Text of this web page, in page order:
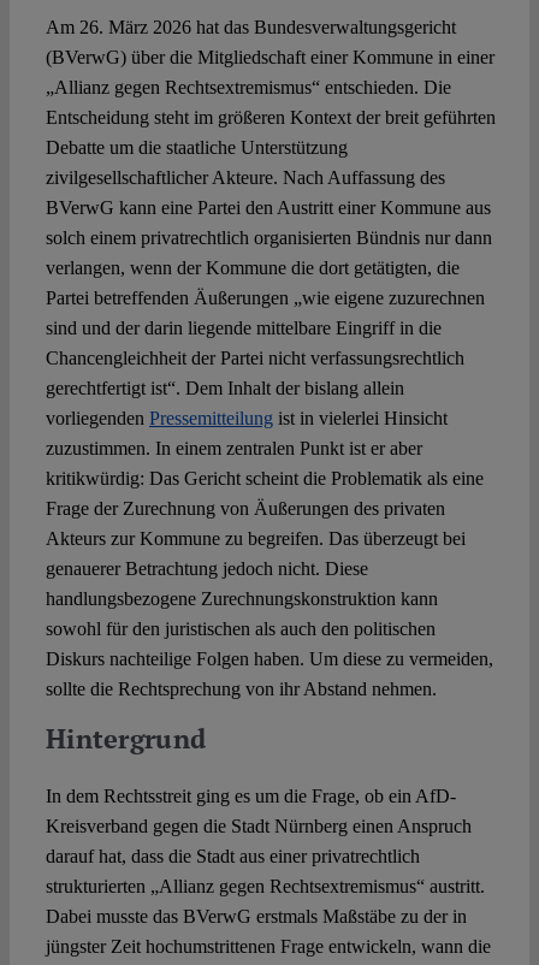
Am 26. März 2026 hat das Bundesverwaltungsgericht
(BVerwG) über die Mitgliedschaft einer Kommune in einer
„Allianz gegen Rechtsextremismus“ entschieden. Die
Entscheidung steht im größeren Kontext der breit geführten
Debatte um die staatliche Unterstützung
zivilgesellschaftlicher Akteure. Nach Auffassung des
BVerwG kann eine Partei den Austritt einer Kommune aus
solch einem privatrechtlich organisierten Bündnis nur dann
verlangen, wenn der Kommune die dort getätigten, die
Partei betreffenden Äußerungen „wie eigene zuzurechnen
sind und der darin liegende mittelbare Eingriff in die
Chancengleichheit der Partei nicht verfassungsrechtlich
gerechtfertigt ist“. Dem Inhalt der bislang allein
vorliegenden Pressemitteilung ist in vielerlei Hinsicht
zuzustimmen. In einem zentralen Punkt ist er aber
kritikwürdig: Das Gericht scheint die Problematik als eine
Frage der Zurechnung von Äußerungen des privaten
Akteurs zur Kommune zu begreifen. Das überzeugt bei
genauerer Betrachtung jedoch nicht. Diese
handlungsbezogene Zurechnungskonstruktion kann
sowohl für den juristischen als auch den politischen
Diskurs nachteilige Folgen haben. Um diese zu vermeiden,
sollte die Rechtsprechung von ihr Abstand nehmen.
Hintergrund
In dem Rechtsstreit ging es um die Frage, ob ein AfD-
Kreisverband gegen die Stadt Nürnberg einen Anspruch
darauf hat, dass die Stadt aus einer privatrechtlich
strukturierten „Allianz gegen Rechtsextremismus“ austritt.
Dabei musste das BVerwG erstmals Maßstäbe zu der in
jüngster Zeit hochumstrittenen Frage entwickeln, wann die